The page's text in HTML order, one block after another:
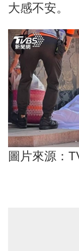
大感不安。
圖片來源：